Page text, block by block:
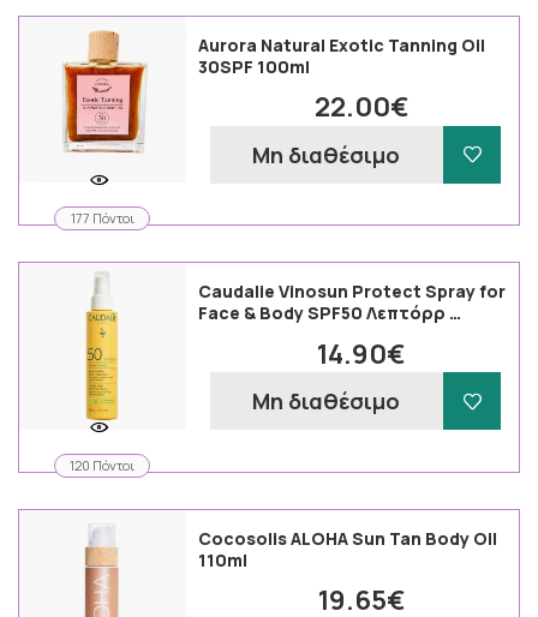
177 Πόντοι
Aurora Natural Exotic Tanning Oil
30SPF 100ml
22.00€
Μη διαθέσιμο
120 Πόντοι
Caudalie Vinosun Protect Spray for
Face & Body SPF50 Λεπτόρρ …
14.90€
Μη διαθέσιμο
Cocosolis ALOHA Sun Tan Body Oil
110ml
19.65€